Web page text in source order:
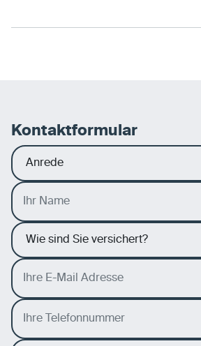
Kontaktformular